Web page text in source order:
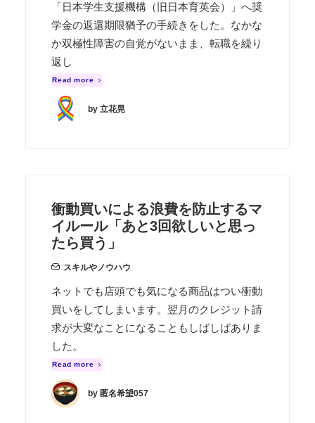
「日本学生支援機構（旧日本育英会）」へ奨
学金の返還期限猶予の手続きをした。なかな
か双極性障害の自覚がないまま、転職を繰り
返し
Read more
by 立花晃
衝動買いによる浪費を防止するマ
イルール「あと3回欲しいと思っ
たら買う」
スキルやノウハウ
ネットでも店頭でも気になる商品はつい衝動
買いをしてしまいます。翌月のクレジット請
求が大変なことになることもしばしばありま
した。
Read more
by 匿名希望057